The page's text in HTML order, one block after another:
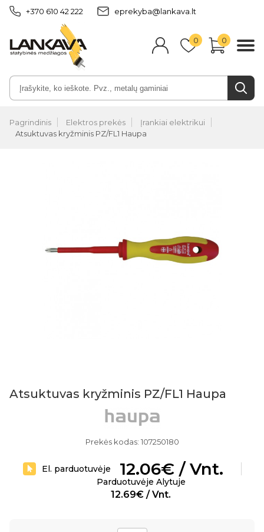
+370 610 42 222 eprekyba@lankava.lt
0 0
Pagrindinis Elektros prekės
Įrankiai elektrikui
Atsuktuvas kryžminis PZ/FL1 Haupa
Atsuktuvas kryžminis PZ/FL1 Haupa
Prekės kodas: 107250180
El. parduotuvėje 12.06€ / Vnt.
Parduotuvėje Alytuje
12.69€ / Vnt.